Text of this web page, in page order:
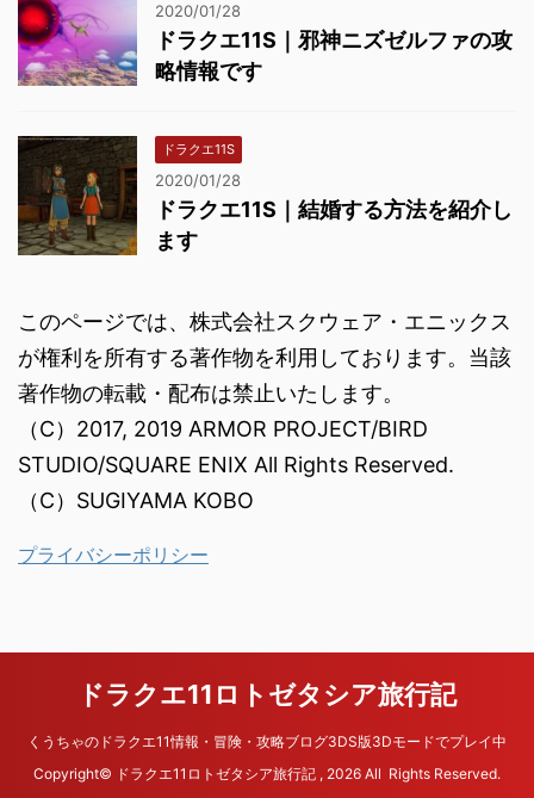
2020/01/28
ドラクエ11S｜邪神ニズゼルファの攻
略情報です
ドラクエ11S
2020/01/28
ドラクエ11S｜結婚する方法を紹介し
ます
このページでは、株式会社スクウェア・エニックス
が権利を所有する著作物を利用しております。当該
著作物の転載・配布は禁止いたします。
（C）2017, 2019 ARMOR PROJECT/BIRD
STUDIO/SQUARE ENIX All Rights Reserved.
（C）SUGIYAMA KOBO
プライバシーポリシー
ドラクエ11ロトゼタシア旅行記
くうちゃのドラクエ11情報・冒険・攻略ブログ3DS版3Dモードでプレイ中
Copyright© ドラクエ11ロトゼタシア旅行記 , 2026 All Rights Reserved.